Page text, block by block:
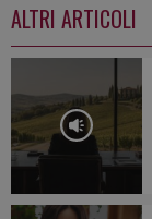
ALTRI ARTICOLI